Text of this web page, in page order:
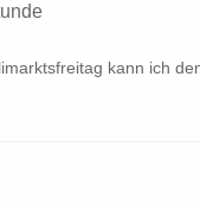
kann ich